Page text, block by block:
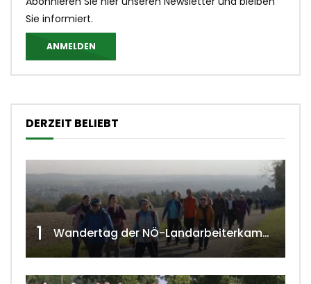
Sie informiert.
ANMELDEN
DERZEIT BELIEBT
1 Wandertag der NÖ-Landarbeiterkammer in Hollabrunn 2024